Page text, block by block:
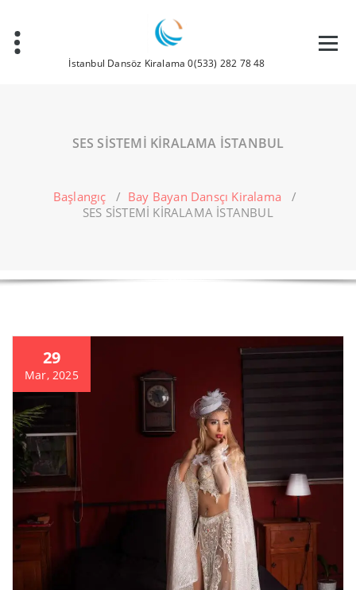
İstanbul Dansöz Kiralama 0(533) 282 78 48
SES SİSTEMİ KİRALAMA İSTANBUL
Başlangıç / Bay Bayan Dansçı Kiralama /
SES SİSTEMİ KİRALAMA İSTANBUL
29
Mar, 2025